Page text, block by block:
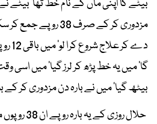
بیٹے کا اپنی ماں کے نام خط تھا‘ بیٹے
مزدوری کر کے صرف 38
دے
گا‘ میں یہ خط پڑھ کر لرز گیا‘ میں اسی
بیٹھ گیا‘ میں نے بارہ دن مزدوری کر
حلال روزی